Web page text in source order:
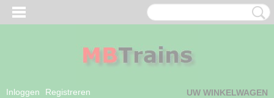
Inloggen Registreren UW WINKELWAGEN